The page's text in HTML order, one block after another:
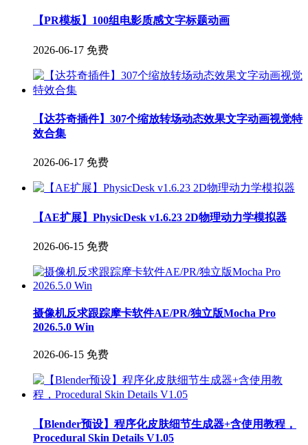
【PR模板】100组电影质感文字标题动画
2026-06-17 免费
【达芬奇插件】307个缩放转场动态效果文字动画视觉特
效合集
2026-06-17 免费
【AE扩展】PhysicDesk v1.6.23 2D物理动力学模拟器
2026-06-15 免费
摄像机反求跟踪摩卡软件AE/PR/独立版Mocha Pro
2026.5.0 Win
2026-06-15 免费
【Blender预设】程序化皮肤细节生成器+含使用教程，
Procedural Skin Details V1.05